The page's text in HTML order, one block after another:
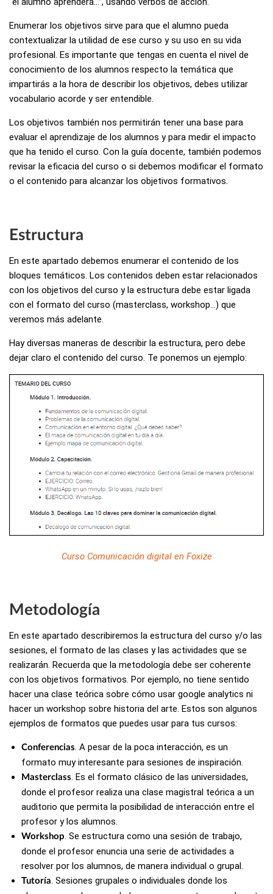
Enumerar los objetivos sirve para que el alumno pueda
contextualizar la utilidad de ese curso y su uso en su vida
profesional. Es importante que tengas en cuenta el nivel de
conocimiento de los alumnos respecto la temática que
impartirás a la hora de describir los objetivos, debes utilizar
vocabulario acorde y ser entendible.
Los objetivos también nos permitirán tener una base para
evaluar el aprendizaje de los alumnos y para medir el impacto
que ha tenido el curso. Con la guía docente, también podemos
revisar la eficacia del curso o si debemos modificar el formato
o el contenido para alcanzar los objetivos formativos.
Estructura
En este apartado debemos enumerar el contenido de los
bloques temáticos. Los contenidos deben estar relacionados
con los objetivos del curso y la estructura debe estar ligada
con el formato del curso (masterclass, workshop…) que
veremos más adelante.
Hay diversas maneras de describir la estructura, pero debe
dejar claro el contenido del curso. Te ponemos un ejemplo:
Curso Comunicación digital en Foxize
Metodología
En este apartado describiremos la estructura del curso y/o las
sesiones, el formato de las clases y las actividades que se
realizarán. Recuerda que la metodología debe ser coherente
con los objetivos formativos. Por ejemplo, no tiene sentido
hacer una clase teórica sobre cómo usar google analytics ni
hacer un workshop sobre historia del arte. Estos son algunos
ejemplos de formatos que puedes usar para tus cursos:
Conferencias. A pesar de la poca interacción, es un
formato muy interesante para sesiones de inspiración.
Masterclass. Es el formato clásico de las universidades,
donde el profesor realiza una clase magistral teórica a un
auditorio que permita la posibilidad de interacción entre el
profesor y los alumnos.
Workshop. Se estructura como una sesión de trabajo,
donde el profesor enuncia una serie de actividades a
resolver por los alumnos, de manera individual o grupal.
Tutoría. Sesiones grupales o individuales donde los